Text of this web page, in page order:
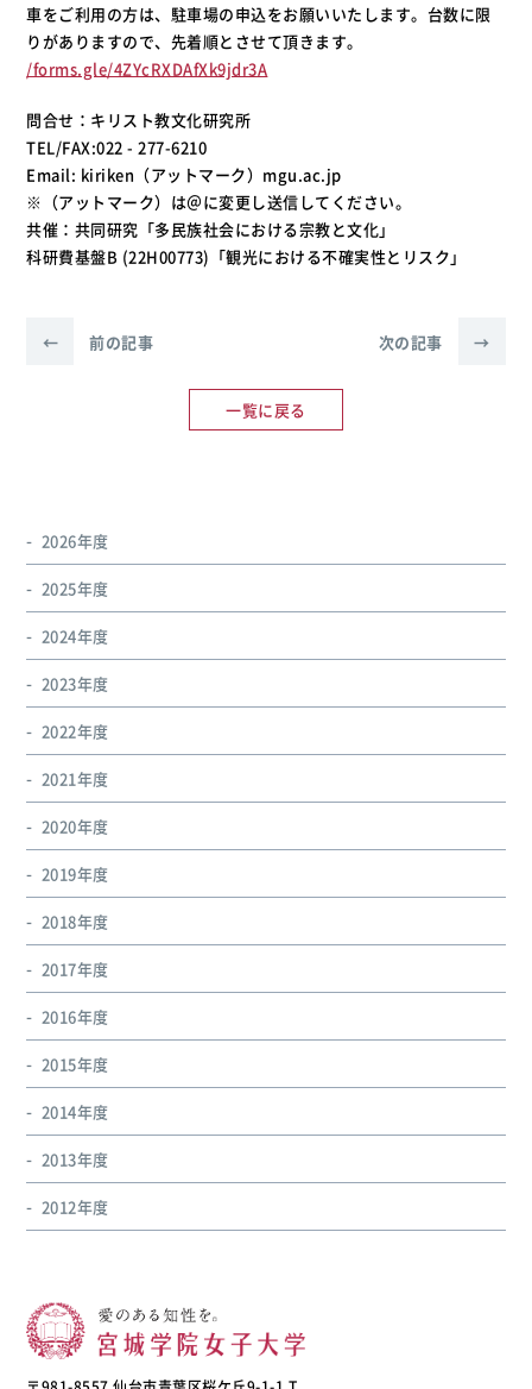
車をご利用の方は、駐車場の申込をお願いいたします。台数に限
りがありますので、先着順とさせて頂きます。
/forms.gle/4ZYcRXDAfXk9jdr3A
問合せ：キリスト教文化研究所
TEL/FAX:022 - 277-6210
Email: kiriken（アットマーク）mgu.ac.jp
※（アットマーク）は＠に変更し送信してください。
共催：共同研究「多民族社会における宗教と文化」
科研費基盤B (22H00773)「観光における不確実性とリスク」
← 前の記事
一覧に戻る
次の記事 →
2026年度
2025年度
2024年度
2023年度
2022年度
2021年度
2020年度
2019年度
2018年度
2017年度
2016年度
2015年度
2014年度
2013年度
2012年度